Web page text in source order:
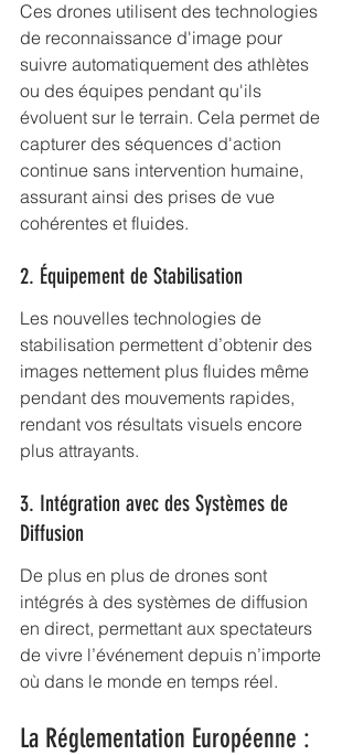
Ces drones utilisent des technologies
de reconnaissance d'image pour
suivre automatiquement des athlètes
ou des équipes pendant qu'ils
évoluent sur le terrain. Cela permet de
capturer des séquences d'action
continue sans intervention humaine,
assurant ainsi des prises de vue
cohérentes et fluides.
2. Équipement de Stabilisation
Les nouvelles technologies de
stabilisation permettent d’obtenir des
images nettement plus fluides même
pendant des mouvements rapides,
rendant vos résultats visuels encore
plus attrayants.
3. Intégration avec des Systèmes de
Diffusion
De plus en plus de drones sont
intégrés à des systèmes de diffusion
en direct, permettant aux spectateurs
de vivre l’événement depuis n’importe
où dans le monde en temps réel.
La Réglementation Européenne :